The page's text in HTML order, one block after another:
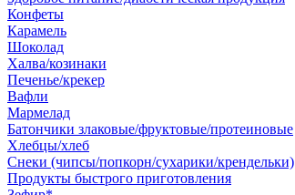
Конфеты
Карамель
Шоколад
Халва/козинаки
Печенье/крекер
Вафли
Мармелад
Батончики злаковые/фруктовые/протеиновые
Хлебцы/хлеб
Снеки (чипсы/попкорн/сухарики/крендельки)
Продукты быстрого приготовления